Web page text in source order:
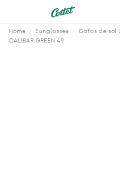
Home Sunglasses
Gafas de sol
CALIBAR GREEN 49